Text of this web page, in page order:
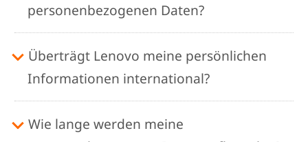
personenbezogenen Daten?
Überträgt Lenovo meine persönlichen
Informationen international?
Wie lange werden meine